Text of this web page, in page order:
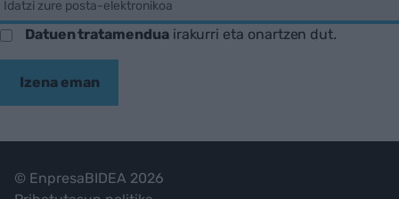
Datuen tratamenduairakurri eta onartzen dut.
Izena eman
© EnpresaBIDEA 2026